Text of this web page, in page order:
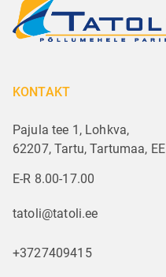
KONTAKT
Pajula tee 1, Lohkva,
62207, Tartu, Tartumaa, EE
E-R 8.00-17.00
tatoli@tatoli.ee
+3727409415